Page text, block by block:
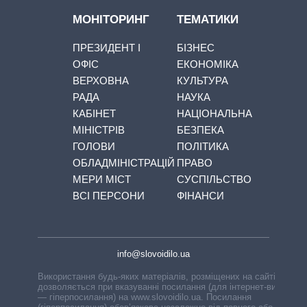
МОНІТОРИНГ
ПРЕЗИДЕНТ І
ОФІС
ВЕРХОВНА
РАДА
КАБІНЕТ
МІНІСТРІВ
ГОЛОВИ
ОБЛАДМІНІСТРАЦІЙ
МЕРИ МІСТ
ВСІ ПЕРСОНИ
ТЕМАТИКИ
БІЗНЕС
ЕКОНОМІКА
КУЛЬТУРА
НАУКА
НАЦІОНАЛЬНА
БЕЗПЕКА
ПОЛІТИКА
ПРАВО
СУСПІЛЬСТВО
ФІНАНСИ
info@slovoidilo.ua
Використання будь-яких матеріалів, розміщених на сайті,
дозволяється при вказуванні посилання (для інтернет-видань
— гіперпосилання) на www.slovoidilo.ua. Посилання